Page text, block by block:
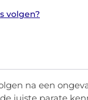
volgen?
na een
juiste parate